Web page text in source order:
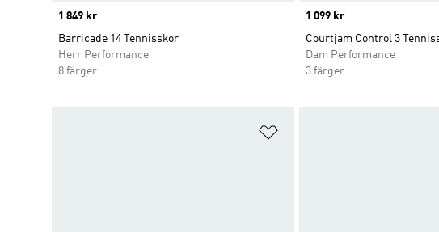
Price
1 849 kr
Barricade 14 Tennisskor
Herr Performance
8 färger
Price
1 099 kr
Courtjam Control 3
Dam Performance
3 färger